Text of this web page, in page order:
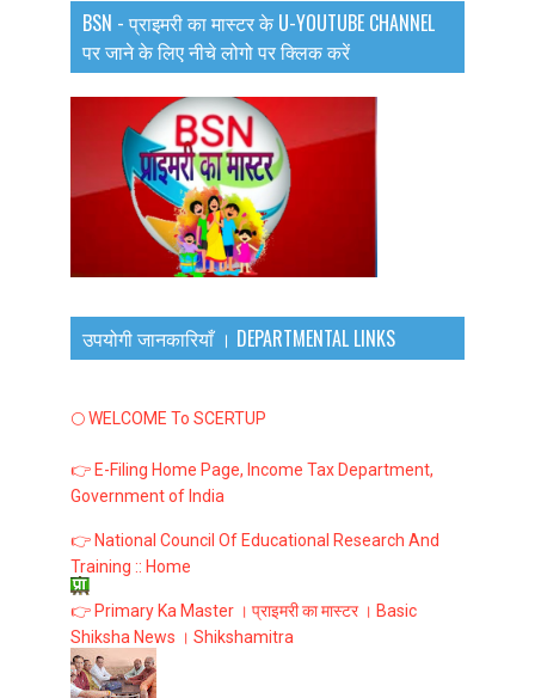
BSN - प्राइमरी का मास्टर के U-YOUTUBE CHANNEL
पर जाने के लिए नीचे लोगो पर क्लिक करें
उपयोगी जानकारियाँ । DEPARTMENTAL LINKS
🌕 WELCOME To SCERTUP
👉 E-Filing Home Page, Income Tax Department,
Government of India
👉 National Council Of Educational Research And
Training :: Home
👉 Primary Ka Master । प्राइमरी का मास्टर । Basic
Shiksha News । Shikshamitra